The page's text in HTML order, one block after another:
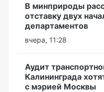
В минприроды
отставку двух
департаментов
вчера, 11:28
Аудит
Калининграда
с мэрией Москвы